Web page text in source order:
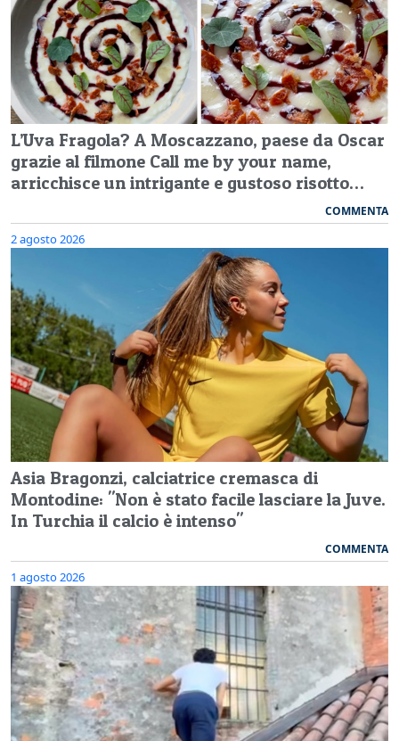
L’Uva Fragola? A Moscazzano, paese da Oscar
grazie al filmone Call me by your name,
arricchisce un intrigante e gustoso risotto…
COMMENTA
2 agosto 2026
Asia Bragonzi, calciatrice cremasca di
Montodine: "Non è stato facile lasciare la Juve.
In Turchia il calcio è intenso"
COMMENTA
1 agosto 2026